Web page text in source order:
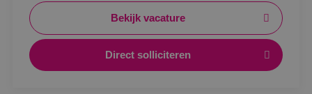
Bekijk vacature
Direct solliciteren